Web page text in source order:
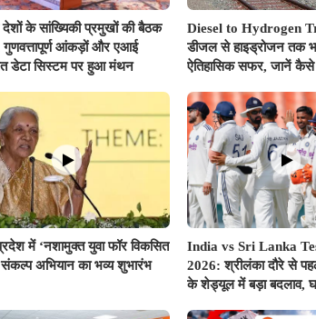
देशों के सांख्यिकी प्रमुखों की बैठक
गुणवत्तापूर्ण आंकड़ों और एआई
डेटा सिस्टम पर हुआ मंथन
Diesel to Hydrogen
डीजल से हाइड्रोजन तक
ऐतिहासिक सफर, जानें
में ‘नशामुक्त युवा फॉर विकसित
संकल्प अभियान का भव्य शुभारंभ
India vs Sri Lanka
2026: श्रीलंका दौरे से
के शेड्यूल में बड़ा बदलाव,